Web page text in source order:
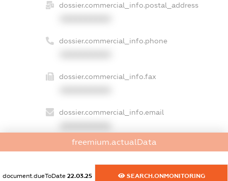
dossier.commercial_info.postal_address
dossier.commercial_info.phone
dossier.commercial_info.fax
dossier.commercial_info.email
dossier.commercial_info.website
freemium.actualData
document.dueToDate 22.03.25 SEARCH.ONMONITORING